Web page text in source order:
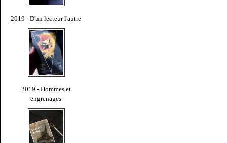
2019 - D'un lecteur l'autre
2019 - Hommes et
engrenages